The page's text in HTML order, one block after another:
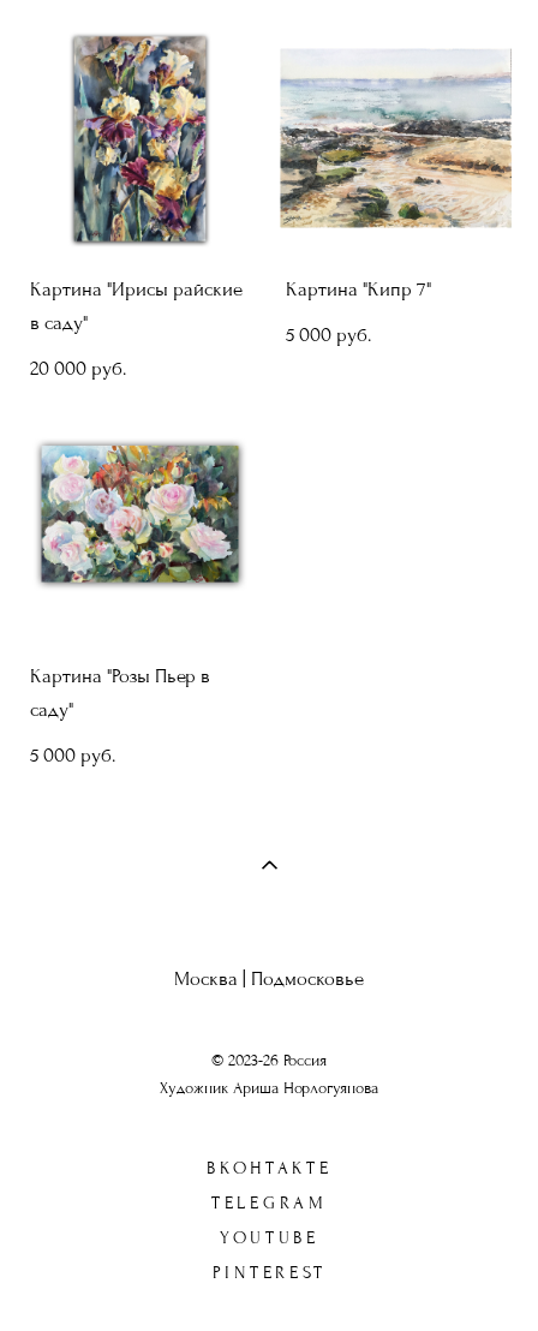
Картина "Ирисы райские
в саду"
20 000 pуб.
Картина "Кипр 7"
5 000 pуб.
Картина "Розы Пьер в
саду"
5 000 pуб.
Москва | Подмосковье
© 2023-26 Россия
Художник Ариша Норлогуянова
ВКОНТАКТЕ
TELEGRAM
YOUTUBE
PINTEREST